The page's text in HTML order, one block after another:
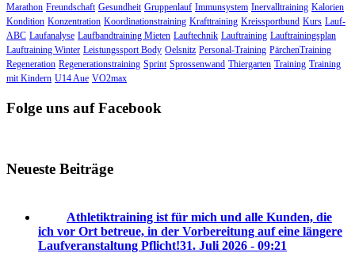
Marathon Freundschaft Gesundheit Gruppenlauf Immunsystem Inervalltraining Kalorien
Kondition Konzentration Koordinationstraining Krafttraining Kreissportbund Kurs Lauf-
ABC Laufanalyse Laufbandtraining Mieten Lauftechnik Lauftraining Lauftrainingsplan
Lauftraining Winter Leistungssport Body Oelsnitz Personal-Training PärchenTraining
Regeneration Regenerationstraining Sprint Sprossenwand Thiergarten Training Training
mit Kindern U14 Aue VO2max
Folge uns auf Facebook
Neueste Beiträge
Athletiktraining ist für mich und alle Kunden, die
ich vor Ort betreue, in der Vorbereitung auf eine längere
Laufveranstaltung Pflicht!31. Juli 2026 - 09:21